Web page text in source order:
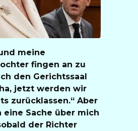
meine
fingen an zu
den Gerichtssaal
jetzt werden wir
zurücklassen.“ Aber
eine Sache über mich
der Richter